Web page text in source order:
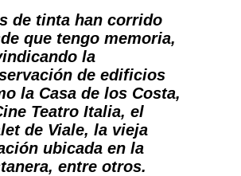
de tinta han corrido
que tengo memoria,
la
de edificios
la Casa de los Costa,
Teatro Italia, el
de Viale, la vieja
ubicada en la
entre otros.